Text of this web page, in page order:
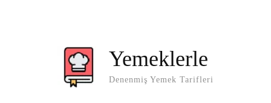
Yemeklerle
Denenmiş Yemek Tarifleri